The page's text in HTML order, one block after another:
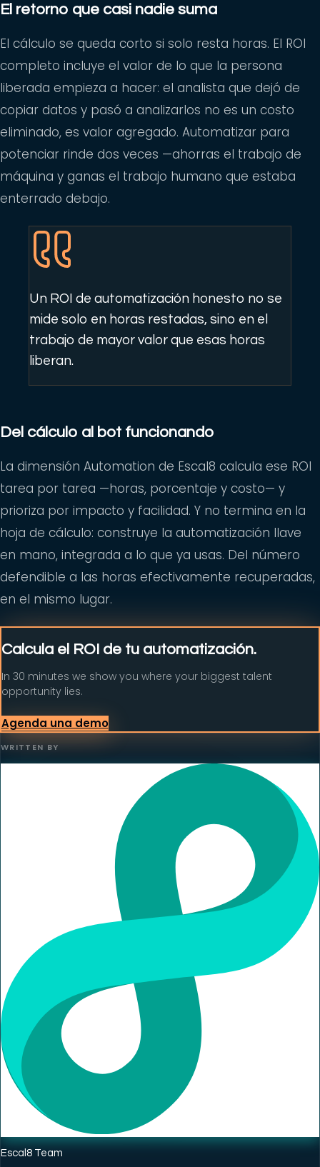
El retorno que casi nadie suma
El cálculo se queda corto si solo resta horas. El ROI
completo incluye el valor de lo que la persona
liberada empieza a hacer: el analista que dejó de
copiar datos y pasó a analizarlos no es un costo
eliminado, es valor agregado. Automatizar para
potenciar rinde dos veces —ahorras el trabajo de
máquina y ganas el trabajo humano que estaba
enterrado debajo.
Un ROI de automatización honesto no se
mide solo en horas restadas, sino en el
trabajo de mayor valor que esas horas
liberan.
Del cálculo al bot funcionando
La dimensión Automation de Escal8 calcula ese ROI
tarea por tarea —horas, porcentaje y costo— y
prioriza por impacto y facilidad. Y no termina en la
hoja de cálculo: construye la automatización llave
en mano, integrada a lo que ya usas. Del número
defendible a las horas efectivamente recuperadas,
en el mismo lugar.
Calcula el ROI de tu automatización.
In 30 minutes we show you where your biggest talent
opportunity lies.
Agenda una demo
WRITTEN BY
Escal8 Team